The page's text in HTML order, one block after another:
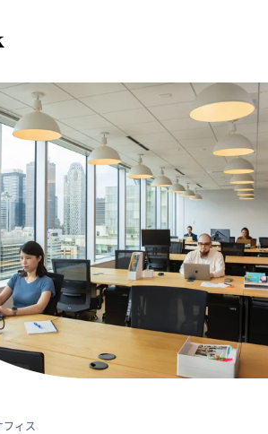
フィス